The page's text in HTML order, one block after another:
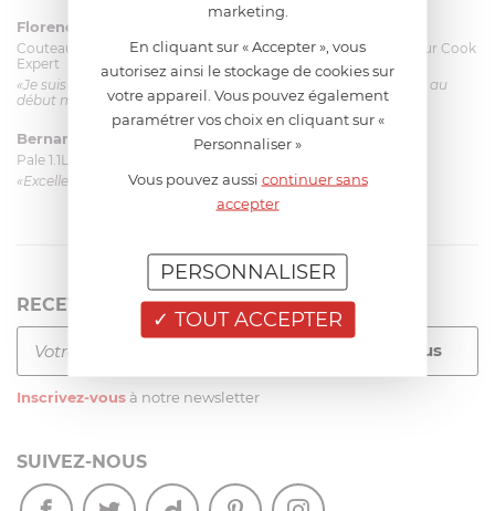
Florence 63 ans
Couteau complet avec lame, joint & écrou pour le robot cuiseur Cook
Expert
«Je suis satisfaite du couteau Magimix. L'écrou est un peu dur au
début mais ça le fait. La livraison a été très rapide. ...»
Bernard le 23/06/2026 à 09:43
Pale 1.1L pour Glacier Magimix 11031/121/123/124
«Excellent: produit et livraison»
RECEVEZ LA NEWSLETTER
Inscrivez-vous à notre newsletter
SUIVEZ-NOUS
marketing.
En cliquant sur « Accepter », vous
autorisez ainsi le stockage de cookies sur
votre appareil. Vous pouvez également
paramétrer vos choix en cliquant sur «
Personnaliser »
Vous pouvez aussi continuer sans
accepter
TOUT ACCEPTER
PERSONNALISER